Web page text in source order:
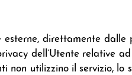
direttamente dalle
dell’Utente relative
non utilizzino il servizio,